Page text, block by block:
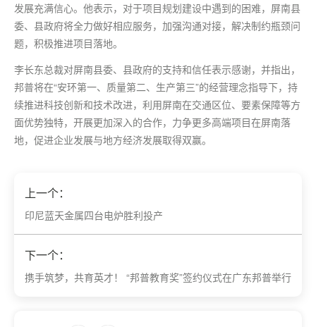
发展充满信心。他表示，对于项目规划建设中遇到的困难，屏南县
委、县政府将全力做好相应服务，加强沟通对接，解决制约瓶颈问
题，积极推进项目落地。
李长东总裁对屏南县委、县政府的支持和信任表示感谢，并指出，
邦普将在“安环第一、质量第二、生产第三”的经营理念指导下，持
续推进科技创新和技术改进，利用屏南在交通区位、要素保障等方
面优势独特，开展更加深入的合作，力争更多高端项目在屏南落
地，促进企业发展与地方经济发展取得双赢。
上一个：
印尼蓝天金属四台电炉胜利投产
下一个：
携手筑梦，共育英才！ “邦普教育奖”签约仪式在广东邦普举行